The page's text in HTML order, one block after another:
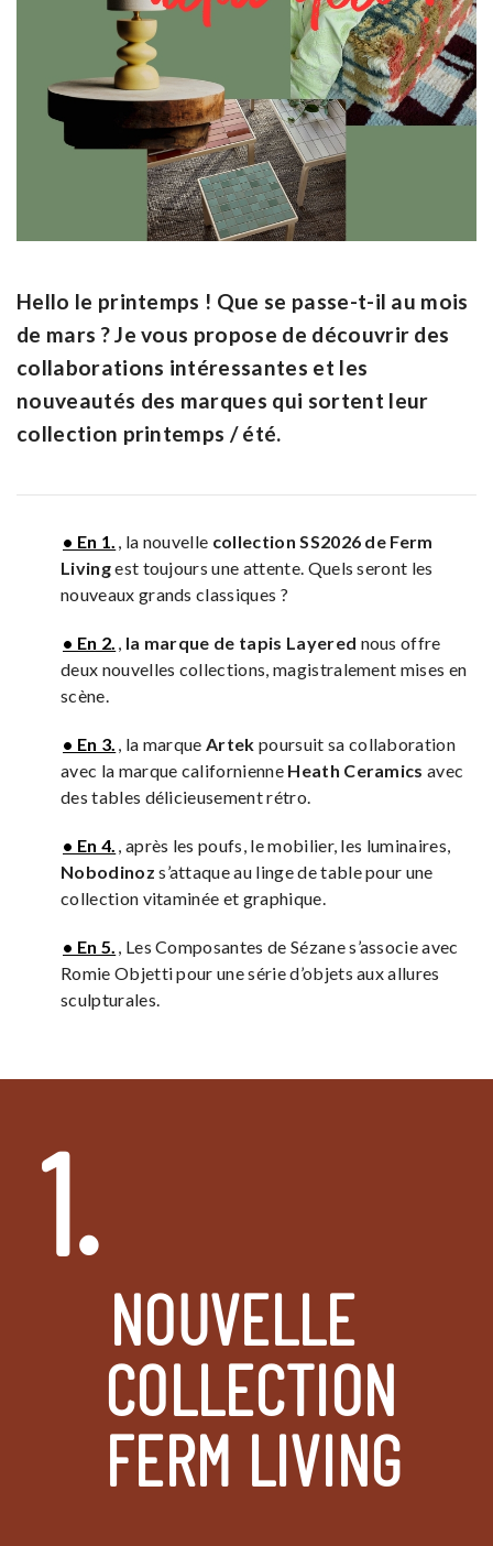
Hello le printemps ! Que se passe-t-il au mois
de mars ? Je vous propose de découvrir des
collaborations intéressantes et les
nouveautés des marques qui sortent leur
collection printemps / été.
• En 1. , la nouvelle collection SS2026 de Ferm
Livingest toujours une attente. Quels seront les
nouveaux grands classiques ?
• En 2. la marque de tapis Layered nous offre
deux nouvelles collections, magistralement mises en
scène.
• En 3. , la marque Artek poursuit sa collaboration
avec la marque californienne Heath Ceramics avec
des tables délicieusement rétro.
• En 4.
, après les poufs, le mobilier, les luminaires,
Nobodinoz s’attaque au linge de table pour une
collection vitaminée et graphique.
• En 5.
, Les Composantes de Sézane s’associe avec
Romie Objetti pour une série d’objets aux allures
sculpturales.
1.
NOUVELLE
COLLECTION
FERM LIVING